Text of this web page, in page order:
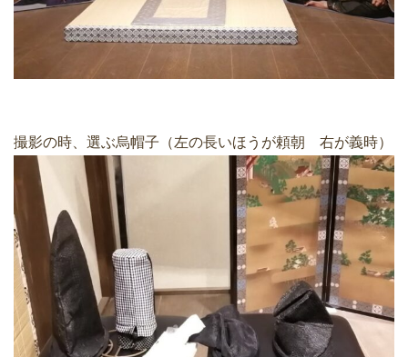
撮影の時、選ぶ烏帽子（左の長いほうが頼朝 右が義時）